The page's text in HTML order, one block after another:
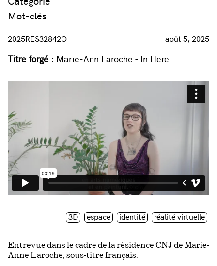
Mot-clés
2025RES32842O août 5, 2025
Titre forgé : Marie-Ann Laroche - In Here
3D espace identité réalité virtuelle
Entrevue dans le cadre de la résidence CNJ de Marie-
Anne Laroche, sous-titre français.